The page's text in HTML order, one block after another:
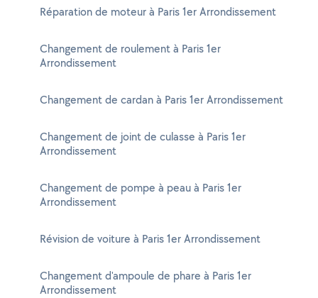
Réparation de moteur à Paris 1er Arrondissement
Changement de roulement à Paris 1er
Arrondissement
Changement de cardan à Paris 1er Arrondissement
Changement de joint de culasse à Paris 1er
Arrondissement
Changement de pompe à peau à Paris 1er
Arrondissement
Révision de voiture à Paris 1er Arrondissement
Changement d'ampoule de phare à Paris 1er
Arrondissement